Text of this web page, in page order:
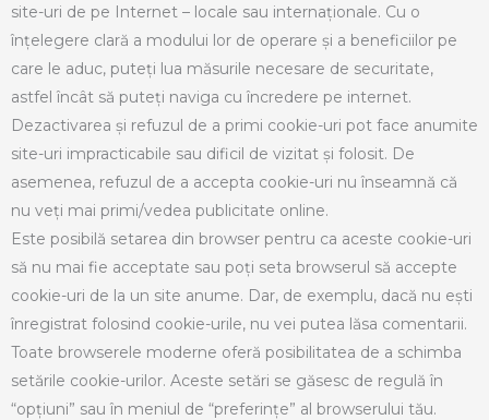
site-uri de pe Internet – locale sau internaționale. Cu o
înțelegere clară a modului lor de operare și a beneficiilor pe
care le aduc, puteți lua măsurile necesare de securitate,
astfel încât să puteți naviga cu încredere pe internet.
Dezactivarea și refuzul de a primi cookie-uri pot face anumite
site-uri impracticabile sau dificil de vizitat și folosit. De
asemenea, refuzul de a accepta cookie-uri nu înseamnă că
nu veți mai primi/vedea publicitate online.
Este posibilă setarea din browser pentru ca aceste cookie-uri
să nu mai fie acceptate sau poți seta browserul să accepte
cookie-uri de la un site anume. Dar, de exemplu, dacă nu ești
înregistrat folosind cookie-urile, nu vei putea lăsa comentarii.
Toate browserele moderne oferă posibilitatea de a schimba
setările cookie-urilor. Aceste setări se găsesc de regulă în
“opțiuni” sau în meniul de “preferințe” al browserului tău.